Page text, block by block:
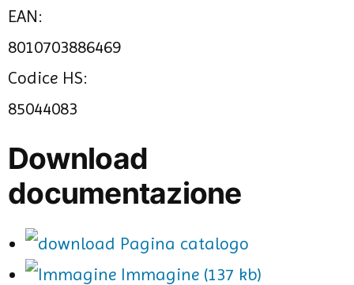
EAN:
8010703886469
Codice HS:
85044083
Download
documentazione
Pagina catalogo
Immagine (137 kb)